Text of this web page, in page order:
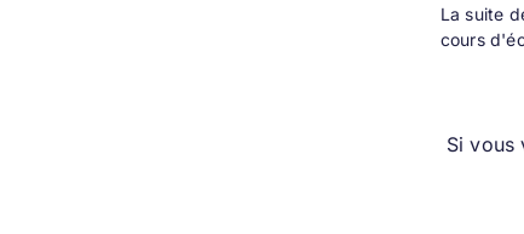
La suite
cours
Si vous